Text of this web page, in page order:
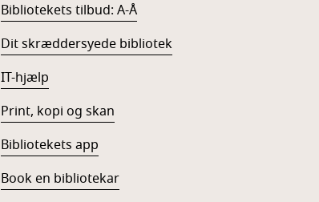
Bibliotekets tilbud: A-Å
Dit skræddersyede bibliotek
IT-hjælp
Print, kopi og skan
Bibliotekets app
Book en bibliotekar